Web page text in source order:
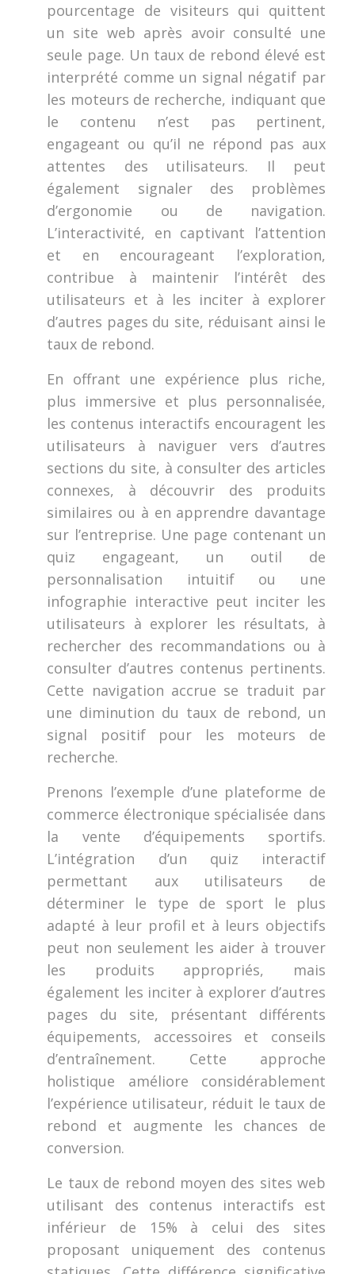
pourcentage de visiteurs qui quittent
un site web après avoir consulté une
seule page. Un taux de rebond élevé est
interprété comme un signal négatif par
les moteurs de recherche, indiquant que
le contenu n’est pas pertinent,
engageant ou qu’il ne répond pas aux
attentes des utilisateurs. Il peut
également signaler des problèmes
d’ergonomie ou de navigation.
L’interactivité, en captivant l’attention
et en encourageant l’exploration,
contribue à maintenir l’intérêt des
utilisateurs et à les inciter à explorer
d’autres pages du site, réduisant ainsi le
taux de rebond.
En offrant une expérience plus riche,
plus immersive et plus personnalisée,
les contenus interactifs encouragent les
utilisateurs à naviguer vers d’autres
sections du site, à consulter des articles
connexes, à découvrir des produits
similaires ou à en apprendre davantage
sur l’entreprise. Une page contenant un
quiz engageant, un outil de
personnalisation intuitif ou une
infographie interactive peut inciter les
utilisateurs à explorer les résultats, à
rechercher des recommandations ou à
consulter d’autres contenus pertinents.
Cette navigation accrue se traduit par
une diminution du taux de rebond, un
signal positif pour les moteurs de
recherche.
Prenons l’exemple d’une plateforme de
commerce électronique spécialisée dans
la vente d’équipements sportifs.
L’intégration d’un quiz interactif
permettant aux utilisateurs de
déterminer le type de sport le plus
adapté à leur profil et à leurs objectifs
peut non seulement les aider à trouver
les produits appropriés, mais
également les inciter à explorer d’autres
pages du site, présentant différents
équipements, accessoires et conseils
d’entraînement. Cette approche
holistique améliore considérablement
l’expérience utilisateur, réduit le taux de
rebond et augmente les chances de
conversion.
Le taux de rebond moyen des sites web
utilisant des contenus interactifs est
inférieur de 15% à celui des sites
proposant uniquement des contenus